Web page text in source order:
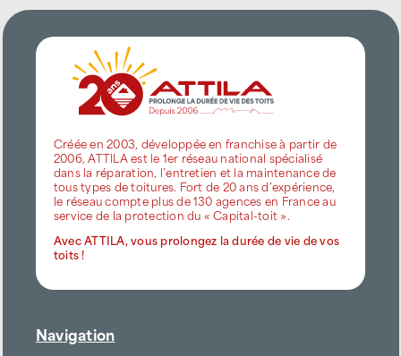
Créée en 2003, développée en franchise à partir de
2006, ATTILA est le 1er réseau national spécialisé
dans la réparation, l’entretien et la maintenance de
tous types de toitures. Fort de 20 ans d’expérience,
le réseau compte plus de 130 agences en France au
service de la protection du « Capital-toit ».
Avec ATTILA, vous prolongez la durée de vie de vos
toits !
Navigation